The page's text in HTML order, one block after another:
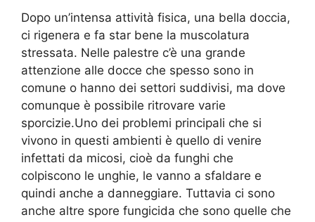
Dopo un’intensa attività fisica, una bella doccia,
ci rigenera e fa star bene la muscolatura
stressata. Nelle palestre c’è una grande
attenzione alle docce che spesso sono in
comune o hanno dei settori suddivisi, ma dove
comunque è possibile ritrovare varie
sporcizie.Uno dei problemi principali che si
vivono in questi ambienti è quello di venire
infettati da micosi, cioè da funghi che
colpiscono le unghie, le vanno a sfaldare e
quindi anche a danneggiare. Tuttavia ci sono
anche altre spore fungicida che sono quelle che